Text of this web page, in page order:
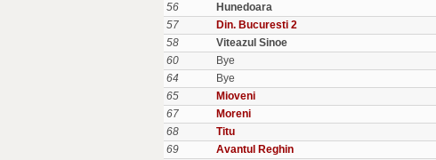
56
Hunedoara
57
Din. Bucuresti 2
58
Viteazul Sinoe
60
Bye
64
Bye
65
Mioveni
67
Moreni
68
Titu
69
Avantul Reghin